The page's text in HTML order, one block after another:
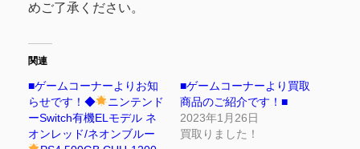
めご了承ください。
関連
■ゲームコーナーよりお知
らせです！◆
ニンテンド
ーSwitch有機ELモデル ネ
オンレッド/ネオンブルー
■ゲームコーナーより買取
商品のご紹介です！■
2023年1月26日
買取りました！